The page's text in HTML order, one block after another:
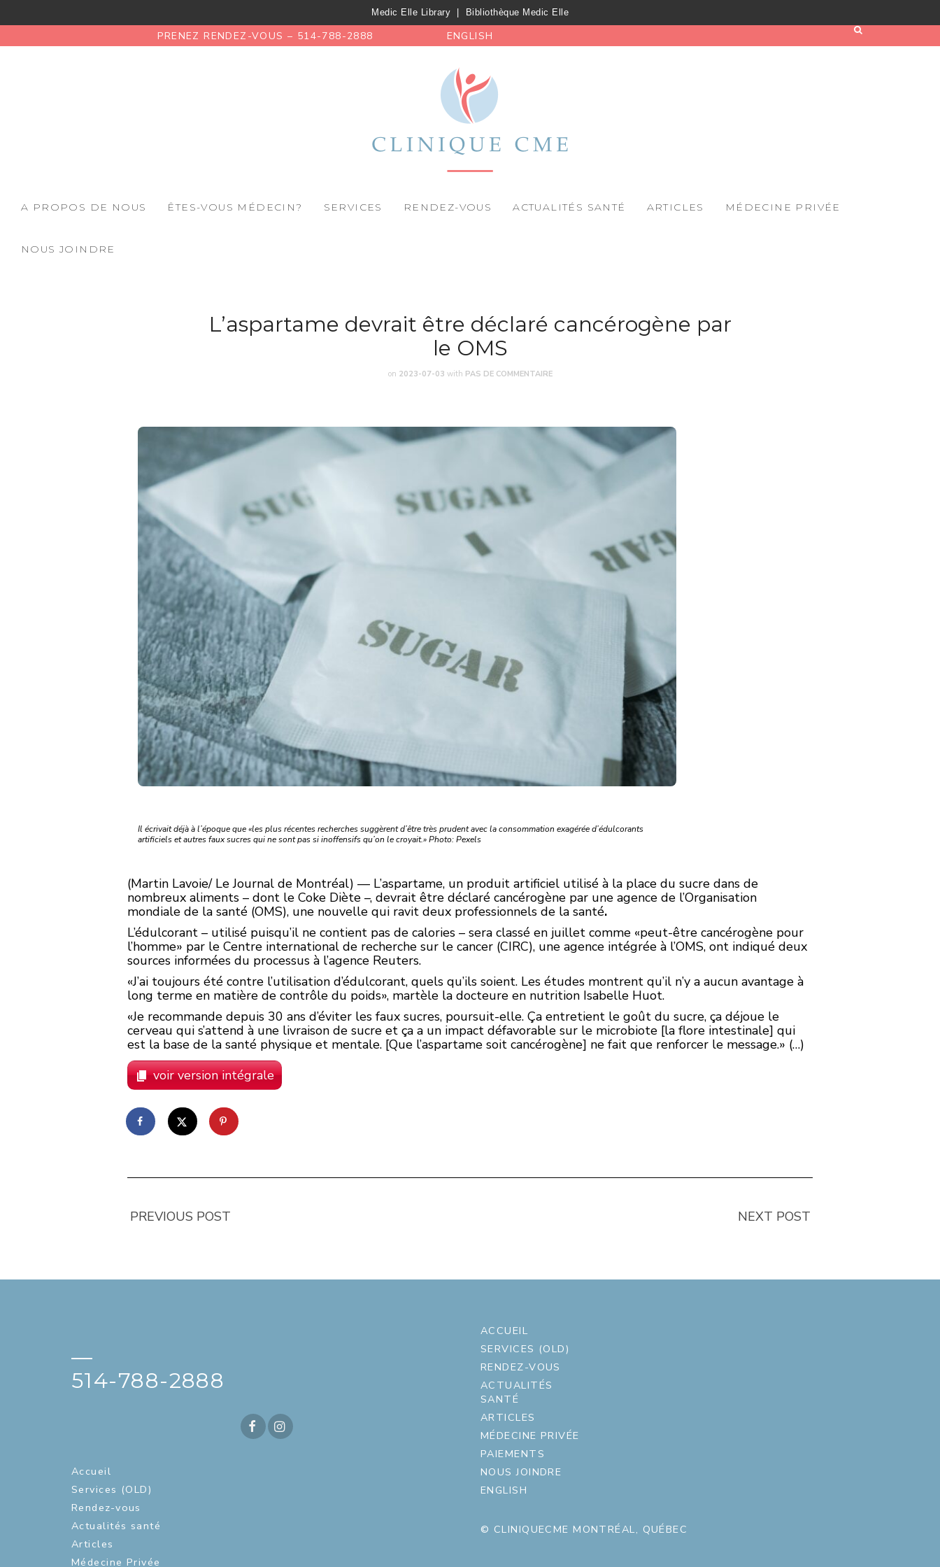
Medic Elle Library Bibliothèque Medic Elle
PRENEZ RENDEZ-VOUS – 514-788-2888 ENGLISH
A PROPOS DE NOUS ÊTES-VOUS MÉDECIN? SERVICES RENDEZ-VOUS ACTUALITÉS SANTÉ ARTICLES MÉDECINE PRIVÉE
NOUS JOINDRE
L’aspartame devrait être déclaré cancérogène par
le OMS
on 2023-07-03 with PAS DE COMMENTAIRE
Il écrivait déjà à l’époque que «les plus récentes recherches suggèrent d’être très prudent avec la consommation exagérée d’édulcorants
artificiels et autres faux sucres qui ne sont pas si inoffensifs qu’on le croyait.» Photo: Pexels
(Martin Lavoie/ Le Journal de Montréal) — L’aspartame, un produit artificiel utilisé à la place du sucre dans de
nombreux aliments – dont le Coke Diète –, devrait être déclaré cancérogène par une agence de l’Organisation
mondiale de la santé (OMS), une nouvelle qui ravit deux professionnels de la santé.
L’édulcorant – utilisé puisqu’il ne contient pas de calories – sera classé en juillet comme «peut-être cancérogène pour
l’homme» par le Centre international de recherche sur le cancer (CIRC), une agence intégrée à l’OMS, ont indiqué deux
sources informées du processus à l’agence Reuters.
«J’ai toujours été contre l’utilisation d’édulcorant, quels qu’ils soient. Les études montrent qu’il n’y a aucun avantage à
long terme en matière de contrôle du poids», martèle la docteure en nutrition Isabelle Huot.
«Je recommande depuis 30 ans d’éviter les faux sucres, poursuit-elle. Ça entretient le goût du sucre, ça déjoue le
cerveau qui s’attend à une livraison de sucre et ça a un impact défavorable sur le microbiote [la flore intestinale] qui
est la base de la santé physique et mentale. [Que l’aspartame soit cancérogène] ne fait que renforcer le message.» (…)
voir version intégrale
PREVIOUS POST NEXT POST
—
514-788-2888
Accueil
Services (OLD)
Rendez-vous
Actualités santé
Articles
Médecine Privée
ACCUEIL
SERVICES (OLD)
RENDEZ-VOUS
ACTUALITÉS
SANTÉ
ARTICLES
MÉDECINE PRIVÉE
PAIEMENTS
NOUS JOINDRE
ENGLISH
© CLINIQUECME MONTRÉAL, QUÉBEC